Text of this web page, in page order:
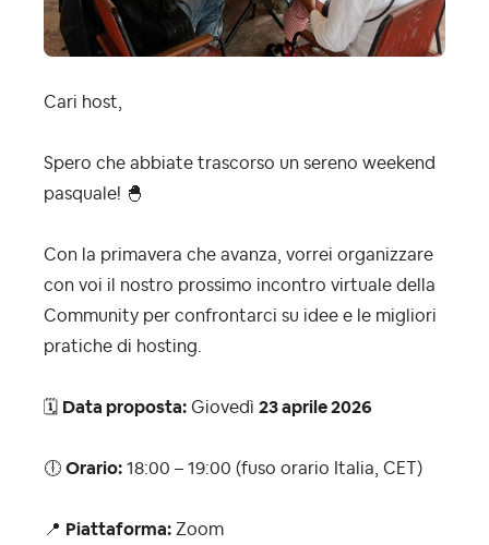
Cari host,
Spero che abbiate trascorso un sereno weekend
pasquale! 🐣
Con la primavera che avanza, vorrei organizzare
con voi il nostro prossimo incontro virtuale della
Community per confrontarci su idee e le migliori
pratiche di hosting.
🗓 Data proposta: Giovedì 23 aprile 2026
🕕 Orario: 18:00 – 19:00 (fuso orario Italia, CET)
📍 Piattaforma: Zoom